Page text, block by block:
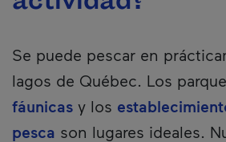
Se puede pescar en
lagos de Québec. Los
fáunicas y los
pesca son lugares ideales.